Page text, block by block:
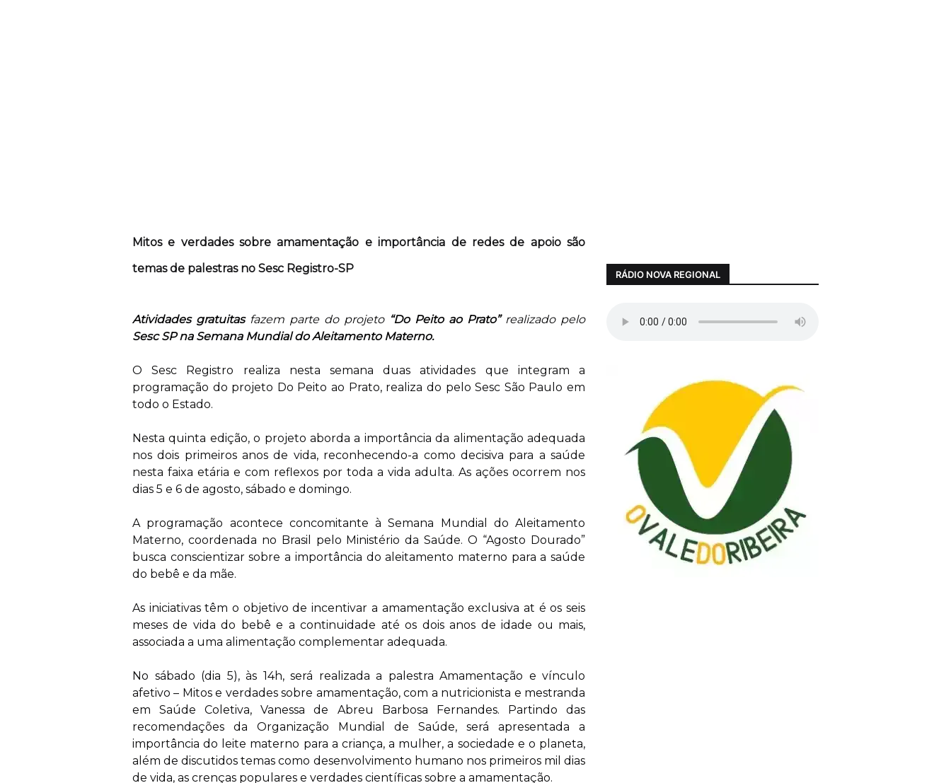
Mitos e verdades sobre amamentação e importância de redes de apoio são
temas de palestras no Sesc Registro-SP
Atividades gratuitasfazem parte do projeto “Do Peito ao Prato”realizado pelo
Sesc SP na Semana Mundial do Aleitamento Materno.
O Sesc Registro realiza nesta semana duas atividades que integram a
programação do projeto Do Peito ao Prato, realiza do pelo Sesc São Paulo em
todo o Estado.
Nesta quinta edição, o projeto aborda a importância da alimentação adequada
nos dois primeiros anos de vida, reconhecendo-a como decisiva para a saúde
nesta faixa etária e com reflexos por toda a vida adulta. As ações ocorrem nos
dias 5 e 6 de agosto, sábado e domingo.
A programação acontece concomitante à Semana Mundial do Aleitamento
Materno, coordenada no Brasil pelo Ministério da Saúde. O “Agosto Dourado”
busca conscientizar sobre a importância do aleitamento materno para a saúde
do bebê e da mãe.
As iniciativas têm o objetivo de incentivar a amamentação exclusiva at é os seis
meses de vida do bebê e a continuidade até os dois anos de idade ou mais,
associada a uma alimentação complementar adequada.
No sábado (dia 5), às 14h, será realizada a palestra Amamentação e vínculo
afetivo – Mitos e verdades sobre amamentação, com a nutricionista e mestranda
em Saúde Coletiva, Vanessa de Abreu Barbosa Fernandes. Partindo das
recomendações da Organização Mundial de Saúde, será apresentada a
importância do leite materno para a criança, a mulher, a sociedade e o planeta,
além de discutidos temas como desenvolvimento humano nos primeiros mil dias
de vida, as crenças populares e verdades científicas sobre a amamentação.
RÁDIO NOVA REGIONAL